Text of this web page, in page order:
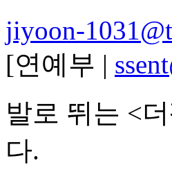
jiyoon-
[연예부 |
발로 뛰는 <
다.